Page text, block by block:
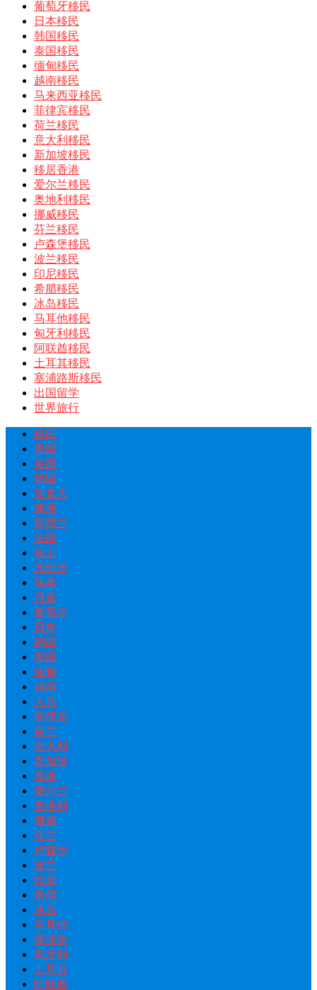
葡萄牙移民
日本移民
韩国移民
泰国移民
缅甸移民
越南移民
马来西亚移民
菲律宾移民
荷兰移民
意大利移民
新加坡移民
移居香港
爱尔兰移民
奥地利移民
挪威移民
芬兰移民
卢森堡移民
波兰移民
印尼移民
希腊移民
冰岛移民
马耳他移民
匈牙利移民
阿联酋移民
土耳其移民
塞浦路斯移民
出国留学
世界旅行
移民
美国
英国
德国
加拿大
澳洲
新西兰
法国
瑞士
西班牙
瑞典
丹麦
葡萄牙
日本
韩国
泰国
缅甸
越南
大马
菲律宾
荷兰
意大利
新加坡
香港
爱尔兰
奥地利
挪威
芬兰
卢森堡
波兰
印尼
希腊
冰岛
马耳他
塞浦路
匈牙利
土耳其
阿联酋